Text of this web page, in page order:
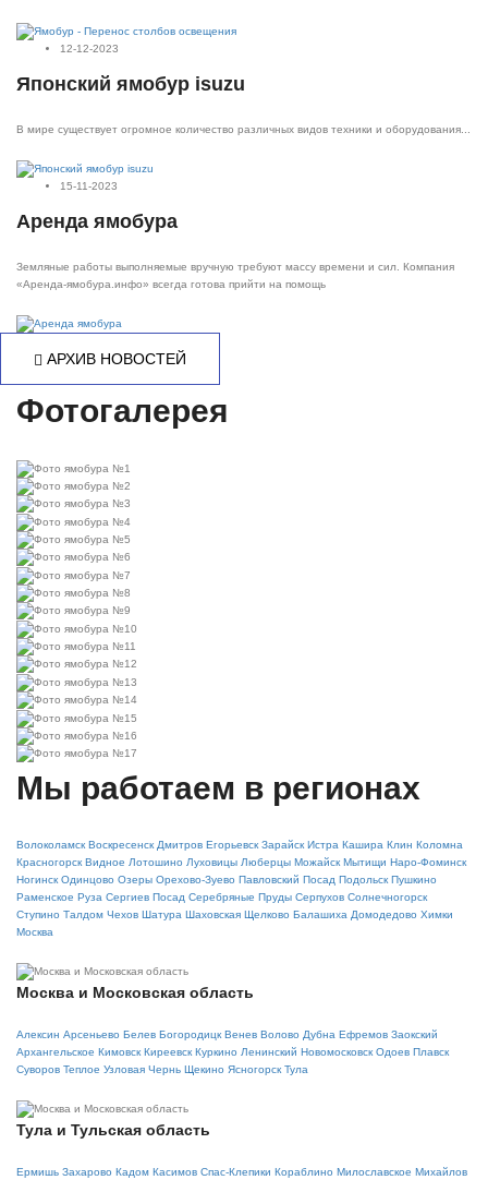
12-12-2023
Японский ямобур isuzu
В мире существует огромное количество различных видов техники и оборудования...
15-11-2023
Аренда ямобура
Земляные работы выполняемые вручную требуют массу времени и сил. Компания
«Аренда-ямобура.инфо» всегда готова прийти на помощь
АРХИВ НОВОСТЕЙ
Фотогалерея
Мы работаем в регионах
Волоколамск Воскресенск Дмитров Егорьевск Зарайск Истра Кашира Клин Коломна
Красногорск Видное Лотошино Луховицы Люберцы Можайск Мытищи Наро-Фоминск
Ногинск Одинцово Озеры Орехово-Зуево Павловский Посад Подольск Пушкино
Раменское Руза Сергиев Посад Серебряные Пруды Серпухов Солнечногорск
Ступино Талдом Чехов Шатура Шаховская Щелково Балашиха Домодедово Химки
Москва
Москва и Московская область
Алексин Арсеньево Белев Богородицк Венев Волово Дубна Ефремов Заокский
Архангельское Кимовск Киреевск Куркино Ленинский Новомосковск Одоев Плавск
Суворов Теплое Узловая Чернь Щекино Ясногорск Тула
Тула и Тульская область
Ермишь Захарово Кадом Касимов Спас-Клепики Кораблино Милославское Михайлов